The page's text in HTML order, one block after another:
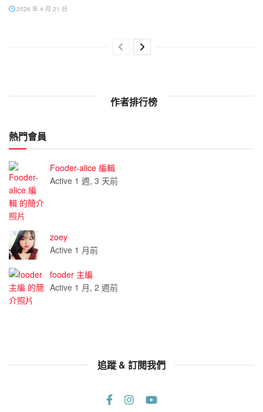
2026 年 4 月 21 日
作者排行榜
熱門會員
Fooder-alice 編輯
Active 1 週, 3 天前
zoey
Active 1 月前
fooder 主編
Active 1 月, 2 週前
追蹤 & 訂閱我們